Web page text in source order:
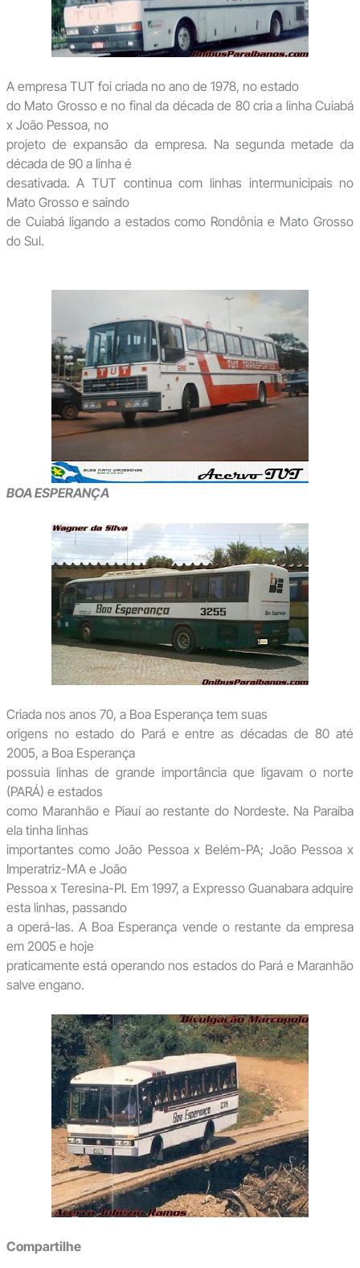
A empresa TUT foi criada no ano de 1978, no estado
do Mato Grosso e no final da década de 80 cria a linha Cuiabá
x João Pessoa, no
projeto de expansão da empresa. Na segunda metade da
década de 90 a linha é
desativada. A TUT continua com linhas intermunicipais no
Mato Grosso e saindo
de Cuiabá ligando a estados como Rondônia e Mato Grosso
do Sul.
BOA ESPERANÇA
Criada nos anos 70, a Boa Esperança tem suas
origens no estado do Pará e entre as décadas de 80 até
2005, a Boa Esperança
possuia linhas de grande importância que ligavam o norte
(PARÁ) e estados
como Maranhão e Piauí ao restante do Nordeste. Na Paraíba
ela tinha linhas
importantes como João Pessoa x Belém-PA; João Pessoa x
Imperatriz-MA e João
Pessoa x Teresina-PI. Em 1997, a Expresso Guanabara adquire
esta linhas, passando
a operá-las. A Boa Esperança vende o restante da empresa
em 2005 e hoje
praticamente está operando nos estados do Pará e Maranhão
salve engano.
Compartilhe